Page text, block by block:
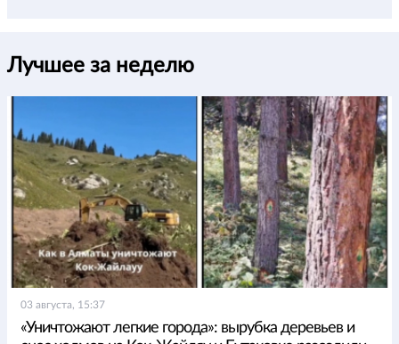
Лучшее за неделю
03 августа, 15:37
«Уничтожают легкие города»: вырубка деревьев и